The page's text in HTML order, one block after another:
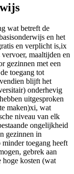
wat betreft de
en het
en verplicht is,ix
maaltijden en
gezinnen met een
toegang tot
blijft het
onderhevig
uitgesproken
maken)xi, wat
niveau van elk
ongelijkheid
gezinnen in
toegang heeft
gebrek aan
hoge kosten (wat